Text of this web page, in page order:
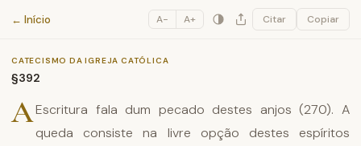
Catecismo da Igreja Católica
← Início A− A+ Citar Copiar
CATECISMO DA IGREJA CATÓLICA
§392
AEscritura fala dum pecado destes anjos (270). A
queda consiste na livre opção destes espíritos